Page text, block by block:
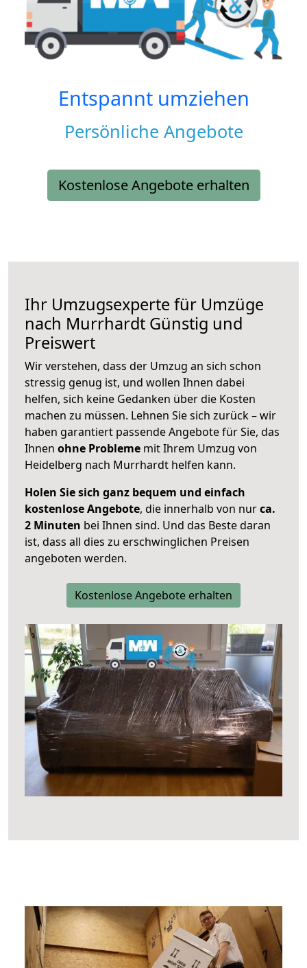
Entspannt umziehen
Persönliche Angebote
Kostenlose Angebote erhalten
Ihr Umzugsexperte für Umzüge
nach Murrhardt Günstig und
Preiswert
Wir verstehen, dass der Umzug an sich schon
stressig genug ist, und wollen Ihnen dabei
helfen, sich keine Gedanken über die Kosten
machen zu müssen. Lehnen Sie sich zurück – wir
haben garantiert passende Angebote für Sie, das
Ihnen ohne Probleme mit Ihrem Umzug von
Heidelberg nach Murrhardt helfen kann.
Holen Sie sich ganz bequem und einfach
kostenlose Angebote, die innerhalb von nurca.
2 Minuten bei Ihnen sind. Und das Beste daran
ist, dass all dies zu erschwinglichen Preisen
angeboten werden.
Kostenlose Angebote erhalten